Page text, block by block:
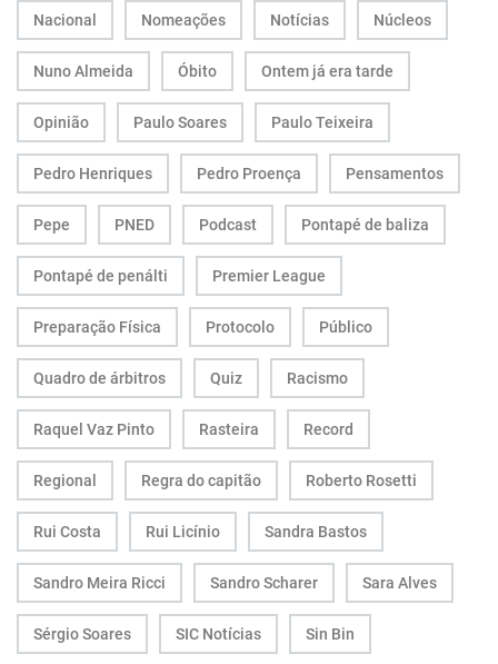
Nacional Nomeações Notícias Núcleos
Nuno Almeida Óbito Ontem já era tarde
Opinião Paulo Soares Paulo Teixeira
Pedro Henriques Pedro Proença Pensamentos
Pepe PNED Podcast Pontapé de baliza
Pontapé de penálti Premier League
Preparação Física Protocolo Público
Quadro de árbitros Quiz Racismo
Raquel Vaz Pinto Rasteira Record
Regional Regra do capitão Roberto Rosetti
Rui Costa Rui Licínio Sandra Bastos
Sandro Meira Ricci Sandro Scharer Sara Alves
Sérgio Soares SIC Notícias Sin Bin